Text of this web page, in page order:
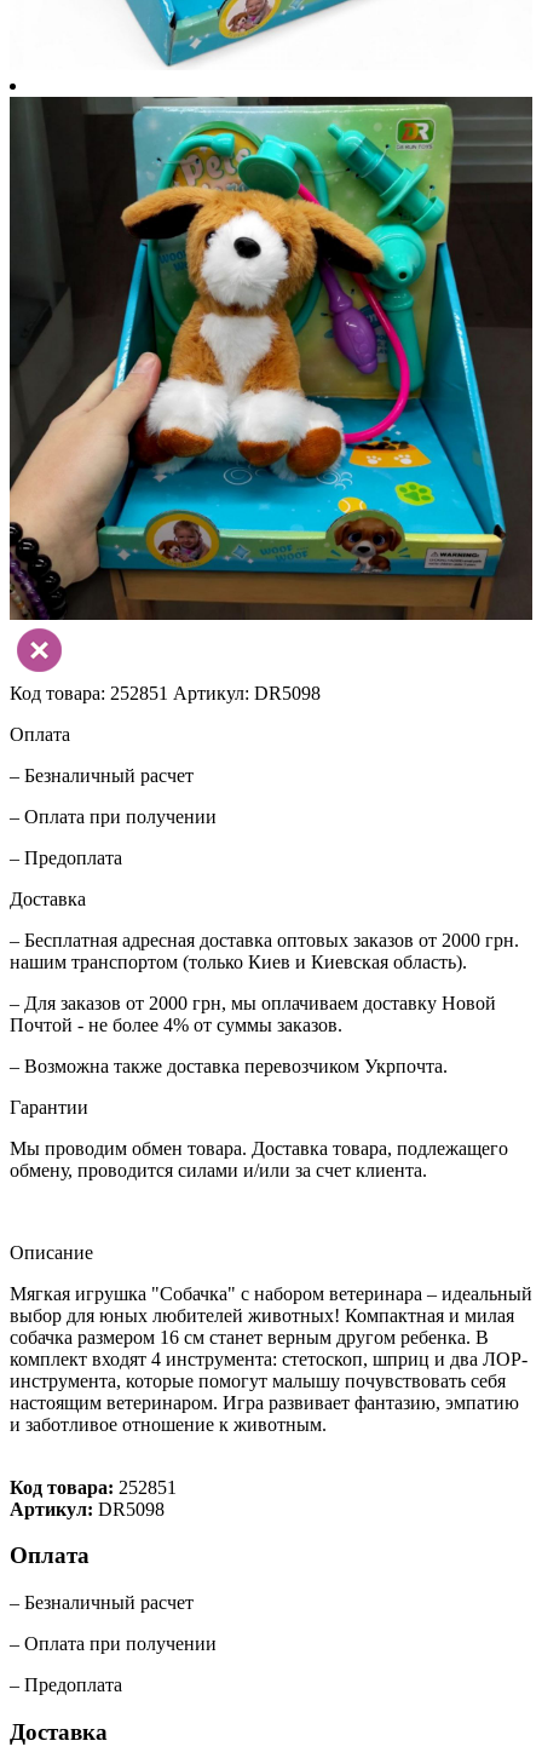
Код товара: 252851 Артикул: DR5098
Оплата
– Безналичный расчет
– Оплата при получении
– Предоплата
Доставка
– Бесплатная адресная доставка оптовых заказов от 2000 грн.
нашим транспортом (только Киев и Киевская область).
– Для заказов от 2000 грн, мы оплачиваем доставку Новой
Почтой - не более 4% от суммы заказов.
– Возможна также доставка перевозчиком Укрпочта.
Гарантии
Мы проводим обмен товара. Доставка товара, подлежащего
обмену, проводится силами и/или за счет клиента.
Описание
Мягкая игрушка "Собачка" с набором ветеринара – идеальный
выбор для юных любителей животных! Компактная и милая
собачка размером 16 см станет верным другом ребенка. В
комплект входят 4 инструмента: стетоскоп, шприц и два ЛОР-
инструмента, которые помогут малышу почувствовать себя
настоящим ветеринаром. Игра развивает фантазию, эмпатию
и заботливое отношение к животным.
Код товара: 252851
Артикул: DR5098
Оплата
– Безналичный расчет
– Оплата при получении
– Предоплата
Доставка